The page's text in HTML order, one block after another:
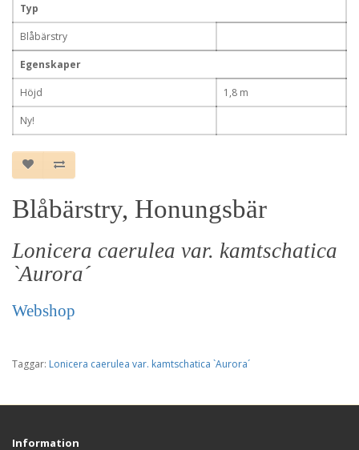
Typ
Blåbärstry
Egenskaper
Höjd 1,8 m
Ny!
Blåbärstry, Honungsbär
Lonicera caerulea var. kamtschatica
`Aurora´
Webshop
Taggar: Lonicera caerulea var. kamtschatica `Aurora´
Information